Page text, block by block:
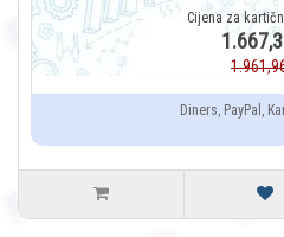
Diners, PayPal,